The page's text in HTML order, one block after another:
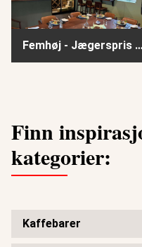
Femhøj - Jægerspris - Vinbar
Finn
kategorier:
Kaffebarer